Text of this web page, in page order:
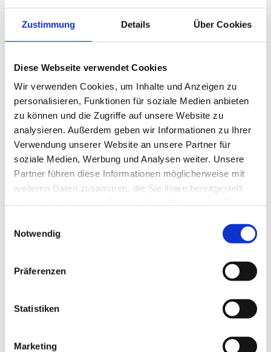
Zustimmung Details Über Cookies
Diese Webseite verwendet Cookies
Wir verwenden Cookies, um Inhalte und Anzeigen zu
personalisieren, Funktionen für soziale Medien anbieten
zu können und die Zugriffe auf unsere Website zu
analysieren. Außerdem geben wir Informationen zu Ihrer
Verwendung unserer Website an unsere Partner für
soziale Medien, Werbung und Analysen weiter. Unsere
Partner führen diese Informationen möglicherweise mit
weiteren Daten zusammen, die Sie ihnen bereitgestellt
Notwendig
Präferenzen
Statistiken
Marketing
führen häufig zu Verzögerungen oder
Nachforderungen. Konkrete Abgabensätze hängen
vom Einzelfall ab – daher nennen wir bewusst keine
5) Transportarten: RoRo oder
Container?
RoRo:Effizient für fahrbereite Fahrzeuge,
standardisierte Prozesse.
Container: Mehr Schutz, aber höherer Stau- und
Dokumentationsaufwand.
Eine praktische Vorbereitungshilfe findest du hier:
nach China